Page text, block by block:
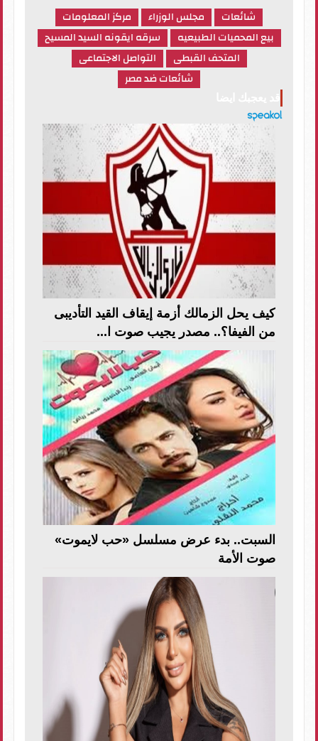
شائعات مجلس الوزراء
مركز المعلومات
بيع المحميات الطبيعيه
سرقه ايقونه السيد المسيح
المتحف القبطى
التواصل الاجتماعى
شائعات ضد مصر
كيف يحل الزمالك أزمة إيقاف القيد التأديبى
من الفيفا؟.. مصدر يجيب صوت ا...
السبت.. بدء عرض مسلسل «حب لايموت»
صوت الأمة